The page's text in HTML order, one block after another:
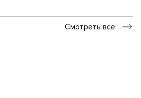
Смотреть все